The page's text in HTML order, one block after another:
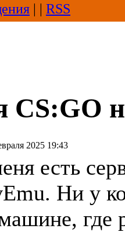
| | RSS
2025 19:43
есть
Ни у
где